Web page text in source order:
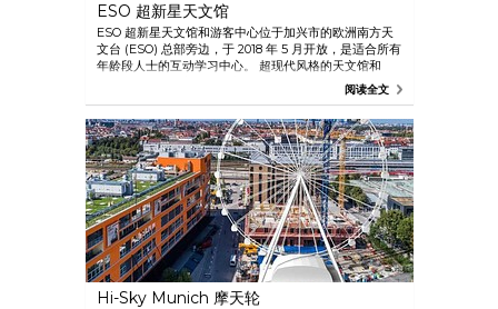
ESO 超新星天文馆
ESO 超新星天文馆和游客中心位于加兴市的欧洲南方天
文台 (ESO) 总部旁边，于 2018 年 5 月开放，是适合所有
年龄段人士的互动学习中心。 超现代风格的天文馆和
360 度的圆顶是它的一大亮点。 馆中以德语和英语提供
共十个不同地点的导览，游客可以在这里更多地了解科学
和宇宙的本质
阅读全文
Hi-Sky Munich 摩天轮